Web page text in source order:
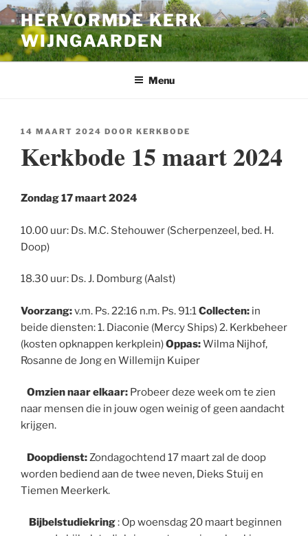
Ga
naar
de
inhoud
HERVORMDE KERK
WIJNGAARDEN
Menu
GEPLAATST
14 MAART 2024 DOOR KERKBODE
Kerkbode 15 maart 2024
Zondag 17 maart 2024
10.00 uur: Ds. M.C. Stehouwer (Scherpenzeel, bed. H.
Doop)
18.30 uur: Ds. J. Domburg (Aalst)
Voorzang:v.m. Ps. 22:16 n.m. Ps. 91:1Collecten: in
beide diensten: 1. Diaconie (Mercy Ships) 2. Kerkbeheer
(kosten opknappen kerkplein)Oppas:Wilma Nijhof,
Rosanne de Jong en Willemijn Kuiper
Omzien naar elkaar: Probeer deze week om te zien
naar mensen die in jouw ogen weinig of geen aandacht
krijgen.
Doopdienst:Zondagochtend 17 maart zal de doop
worden bediend aan de twee neven, Dieks Stuij en
Tiemen Meerkerk.
Bijbelstudiekring: Op woensdag 20 maart beginnen